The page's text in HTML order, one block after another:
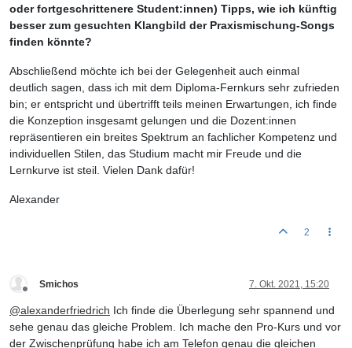
oder fortgeschrittenere Student:innen) Tipps, wie ich künftig
besser zum gesuchten Klangbild der Praxismischung-Songs
finden könnte?
Abschließend möchte ich bei der Gelegenheit auch einmal
deutlich sagen, dass ich mit dem Diploma-Fernkurs sehr zufrieden
bin; er entspricht und übertrifft teils meinen Erwartungen, ich finde
die Konzeption insgesamt gelungen und die Dozent:innen
repräsentieren ein breites Spektrum an fachlicher Kompetenz und
individuellen Stilen, das Studium macht mir Freude und die
Lernkurve ist steil. Vielen Dank dafür!
Alexander
2
Smichos 7. Okt. 2021, 15:20
@alexanderfriedrich Ich finde die Überlegung sehr spannend und
sehe genau das gleiche Problem. Ich mache den Pro-Kurs und vor
der Zwischenprüfung habe ich am Telefon genau die gleichen